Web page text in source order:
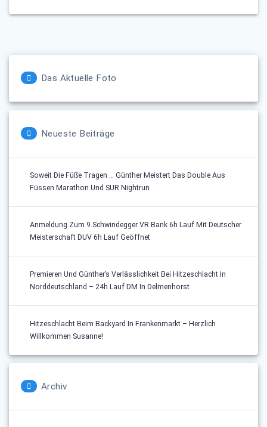
Das Aktuelle Foto
Neueste Beiträge
Soweit Die Füße Tragen … Günther Meistert Das Double Aus
Füssen Marathon Und SUR Nightrun
Anmeldung Zum 9.Schwindegger VR Bank 6h Lauf Mit Deutscher
Meisterschaft DUV 6h Lauf Geöffnet
Premieren Und Günther’s Verlässlichkeit Bei Hitzeschlacht In
Norddeutschland – 24h Lauf DM In Delmenhorst
Hitzeschlacht Beim Backyard In Frankenmarkt – Herzlich
Willkommen Susanne!
Archiv